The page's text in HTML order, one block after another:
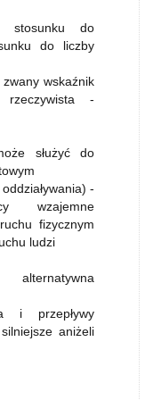
stosunku do
do liczby
wskaźnik
rzeczywista -
służyć do
-
wzajemne
fizycznym
ludzi
alternatywna
i przepływy
aniżeli